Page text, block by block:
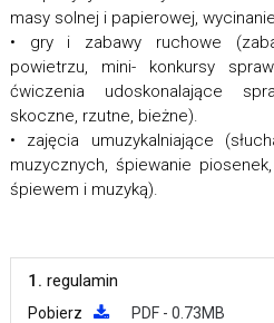
masy solnej i papierowej,
• gry i zabawy ruchowe
powietrzu, mini- konkursy
ćwiczenia udoskonalające
skoczne, rzutne, bieżne).
• zajęcia umuzykalniające
muzycznych, śpiewanie
śpiewem i muzyką).
1. regulamin
Pobierz PDF - 0.73MB